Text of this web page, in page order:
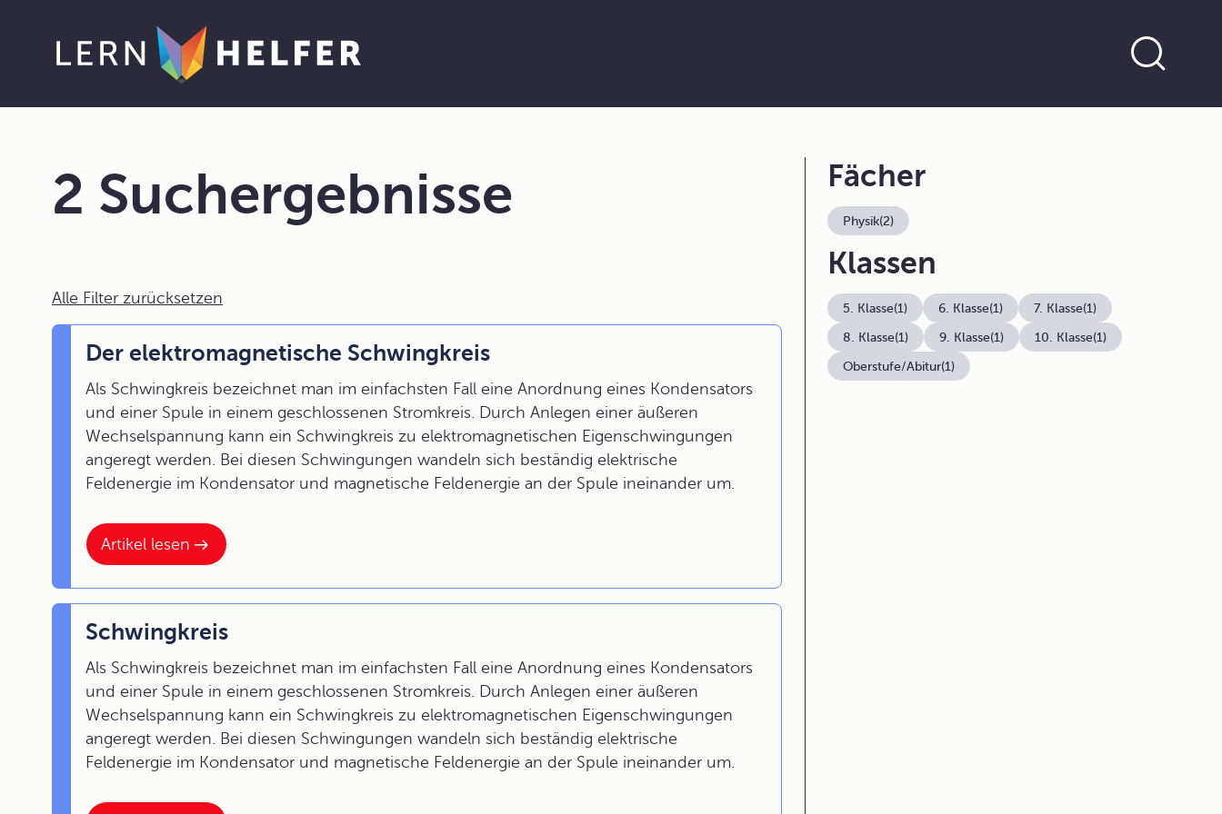
2 Suchergebnisse
Alle Filter zurücksetzen
Artikel lesen
Der elektromagnetische Schwingkreis
Als Schwingkreis bezeichnet man im einfachsten Fall eine Anordnung eines Kondensators
und einer Spule in einem geschlossenen Stromkreis. Durch Anlegen einer äußeren
Wechselspannung kann ein Schwingkreis zu elektromagnetischen Eigenschwingungen
angeregt werden. Bei diesen Schwingungen wandeln sich beständig elektrische
Feldenergie im Kondensator und magnetische Feldenergie an der Spule ineinander um.
Schwingkreis
Als Schwingkreis bezeichnet man im einfachsten Fall eine Anordnung eines Kondensators
und einer Spule in einem geschlossenen Stromkreis. Durch Anlegen einer äußeren
Wechselspannung kann ein Schwingkreis zu elektromagnetischen Eigenschwingungen
angeregt werden. Bei diesen Schwingungen wandeln sich beständig elektrische
Feldenergie im Kondensator und magnetische Feldenergie an der Spule ineinander um.
Fächer
Physik(2)
Klassen
5. Klasse(1) 6. Klasse(1) 7. Klasse(1)
8. Klasse(1) 9. Klasse(1) 10. Klasse(1)
Oberstufe/Abitur(1)